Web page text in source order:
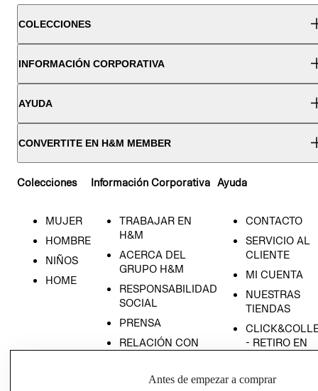
COLECCIONES
INFORMACIÓN CORPORATIVA
AYUDA
CONVERTITE EN H&M MEMBER
Colecciones
MUJER
HOMBRE
NIÑOS
HOME
Información Corporativa
TRABAJAR EN
H&M
ACERCA DEL
GRUPO H&M
RESPONSABILIDAD
SOCIAL
PRENSA
RELACIÓN CON
POLÍTICA
Ayuda
CONTACTO
SERVICIO AL
CLIENTE
MI CUENTA
NUESTRAS
TIENDAS
- RETIRO EN
TÉRMINOS Y
Antes de empezar a comprar